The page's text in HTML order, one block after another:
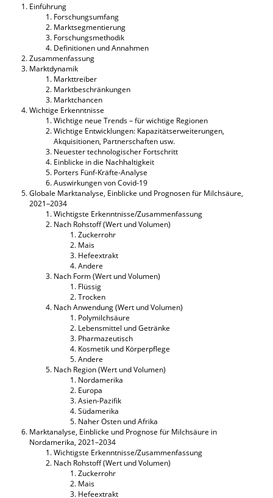
Einführung
Forschungsumfang
Marktsegmentierung
Forschungsmethodik
Definitionen und Annahmen
Zusammenfassung
Marktdynamik
Markttreiber
Marktbeschränkungen
Marktchancen
Wichtige Erkenntnisse
Wichtige neue Trends – für wichtige Regionen
Wichtige Entwicklungen: Kapazitätserweiterungen,
Akquisitionen, Partnerschaften usw.
Neuester technologischer Fortschritt
Einblicke in die Nachhaltigkeit
Porters Fünf-Kräfte-Analyse
Auswirkungen von Covid-19
Globale Marktanalyse, Einblicke und Prognosen für Milchsäure,
2021–2034
Wichtigste Erkenntnisse/Zusammenfassung
Nach Rohstoff (Wert und Volumen)
Zuckerrohr
Mais
Hefeextrakt
Andere
Nach Form (Wert und Volumen)
Flüssig
Trocken
Nach Anwendung (Wert und Volumen)
Polymilchsäure
Lebensmittel und Getränke
Pharmazeutisch
Kosmetik und Körperpflege
Andere
Nach Region (Wert und Volumen)
Nordamerika
Europa
Asien-Pazifik
Südamerika
Naher Osten und Afrika
Marktanalyse, Einblicke und Prognose für Milchsäure in
Nordamerika, 2021–2034
Wichtigste Erkenntnisse/Zusammenfassung
Nach Rohstoff (Wert und Volumen)
Zuckerrohr
Mais
Hefeextrakt